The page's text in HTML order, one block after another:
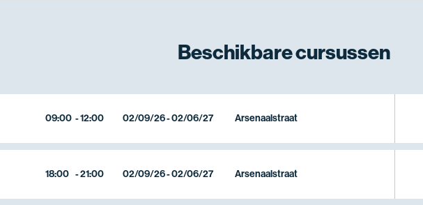
Beschikbarecursussen
09:00 -12:00 02/09/26 - 02/06/27 Arsenaalstraat
18:00 -21:00 02/09/26 - 02/06/27 Arsenaalstraat